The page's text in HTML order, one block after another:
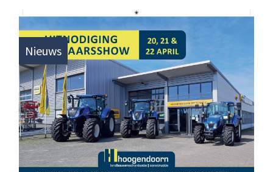
Nieuws